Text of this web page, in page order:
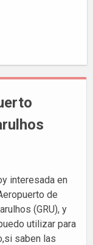
interesada en
de
(GRU), y
utilizar para
saben las